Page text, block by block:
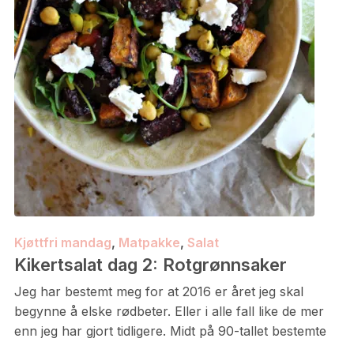
Kjøttfri mandag, Matpakke, Salat
Kikertsalat dag 2: Rotgrønnsaker
Jeg har bestemt meg for at 2016 er året jeg skal
begynne å elske rødbeter. Eller i alle fall like de mer
enn jeg har gjort tidligere. Midt på 90-tallet bestemte